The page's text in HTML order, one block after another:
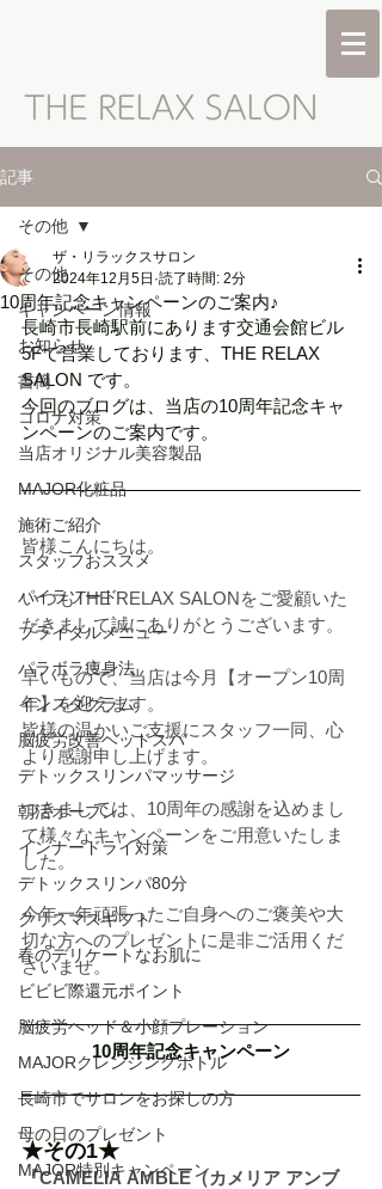
記事
その他
キャンペーン情報
お知らせ
書簡
コロナ対策
当店オリジナル美容製品
MAJOR化粧品
施術ご紹介
スタッフおススメ
パイラソード
ブライダルメニュー
パラボラ痩身法
インスタグラム
脳疲労改善ヘッドスパ
デトックスリンパマッサージ
朝活オープン
インナードライ対策
デトックスリンパ80分
クリスマスギフト
春のデリケートなお肌に
ビビビ際還元ポイント
脳疲労ヘッド＆小顔プレーション
MAJORクレンジングボトル
長崎市でサロンをお探しの方
母の日のプレゼント
MAJOR特別キャンペーン
その他
10周年記念キャンペーンのご案内♪
ザ・リラックスサロン
2024年12月5日 読了時間: 2分
長崎市長崎駅前にあります交通会館ビル
5Fで営業しております、THE RELAX
SALON です。
今回のブログは、当店の10周年記念キャ
ンペーンのご案内です。
皆様こんにちは。
いつもTHE RELAX SALONをご愛顧いた
だきまして誠にありがとうございます。
早いもので、当店は今月【オープン10周
年】を迎えます。
皆様の温かいご支援にスタッフ一同、心
より感謝申し上げます。
つきましては、10周年の感謝を込めまし
て様々なキャンペーンをご用意いたしま
した。
今年一年頑張ったご自身へのご褒美や大
切な方へのプレゼントに是非ご活用くだ
さいませ。
10周年記念キャンペーン
★その1★
『CAMELIA AMBLE（カメリア アンブ